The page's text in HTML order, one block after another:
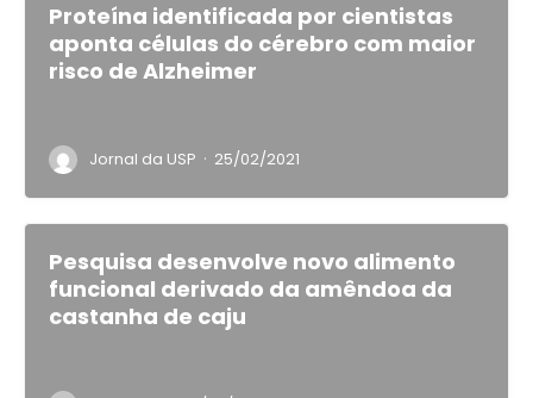
Proteína identificada por cientistas
aponta células do cérebro com maior
risco de Alzheimer
Jornal da USP · 25/02/2021
Pesquisa desenvolve novo alimento
funcional derivado da amêndoa da
castanha de caju